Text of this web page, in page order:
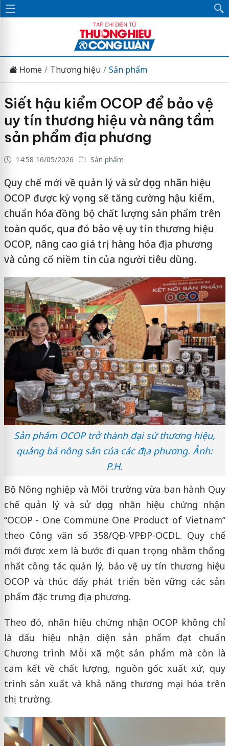
Home Thương hiệu Sản phẩm
Siết hậu kiểm OCOP để bảo vệ
uy tín thương hiệu và nâng tầm
sản phẩm địa phương
14:58 16/05/2026 Sản phẩm
Quy chế mới về quản lý và sử dụng nhãn hiệu
OCOP được kỳ vọng sẽ tăng cường hậu kiểm,
chuẩn hóa đồng bộ chất lượng sản phẩm trên
toàn quốc, qua đó bảo vệ uy tín thương hiệu
OCOP, nâng cao giá trị hàng hóa địa phương
và củng cố niềm tin của người tiêu dùng.
Sản phẩm OCOP trở thành đại sứ thương hiệu,
quảng bá nông sản của các địa phương. Ảnh:
P.H.
Bộ Nông nghiệp và Môi trường vừa ban hành Quy
chế quản lý và sử dụng nhãn hiệu chứng nhận
“OCOP - One Commune One Product of Vietnam”
theo Công văn số 358/QĐ-VPĐP-OCDL. Quy chế
mới được xem là bước đi quan trọng nhằm thống
nhất công tác quản lý, bảo vệ uy tín thương hiệu
OCOP và thúc đẩy phát triển bền vững các sản
phẩm đặc trưng địa phương.
Theo đó, nhãn hiệu chứng nhận OCOP không chỉ
là dấu hiệu nhận diện sản phẩm đạt chuẩn
Chương trình Mỗi xã một sản phẩm mà còn là
cam kết về chất lượng, nguồn gốc xuất xứ, quy
trình sản xuất và khả năng thương mại hóa trên
thị trường.